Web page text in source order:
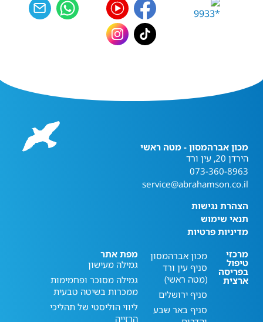
מכון אברהמסון - מטה ראשי
הירדן 20, עין ורד
073-360-8963
service@abrahamson.co.il
הצהרת נגישות
תנאי שימוש
מדיניות פרטיות
מרכזי
טיפול
בפריסה
ארצית
מכון אברהמסון
סניף עין ורד
(מטה ראשי)
סניף ירושלים
סניף באר שבע
מפת אתר
גמילה מעישון
גמילה מסוכר ופחמימות
ממכרות בשיטה טבעית
ליווי הוליסטי של תהליכי
הרזייה